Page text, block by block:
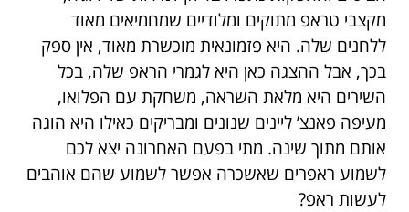
מקצבי טראפ מתוקים ומלודיים שמחמיאים מאוד
ללחנים שלה. היא פזמונאית מוכשרת מאוד, אין ספק
בכך, אבל ההצגה כאן היא לגמרי הראפ שלה, בכל
השירים היא מלאת השראה, משחקת עם הפלואו,
מעיפה פאנצ’ ליינים שנונים ומבריקים כאילו היא הוגה
אותם מתוך שינה. מתי בפעם האחרונה יצא לכם
לשמוע ראפרים שאשכרה אפשר לשמוע שהם אוהבים
לעשות ראפ?